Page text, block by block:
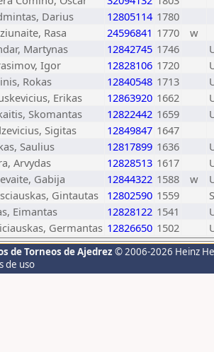
Darius 12805114 1780
Rasa 24596841 1770
w
Martynas 12842745 1746
Igor 12828106 1720
Rokas 12840548 1713
Erikas 12863920 1662
Skomantas 12822442 1659
Sigitas 12849847 1647
Saulius 12817899 1636
Arvydas 12828513 1617
Gabija 12844322 1588 w
Gintautas 12802590 1559
Eimantas 12828122 1541
Germantas 12826650 1502
de Torneos de Ajedrez © 2006-2026 Heinz
de uso